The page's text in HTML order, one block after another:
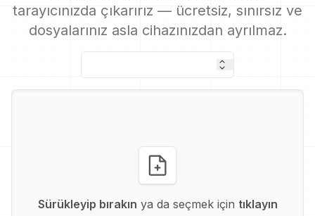
tarayıcınızda çıkarırız — ücretsiz, sınırsız ve
dosyalarınız asla cihazınızdan ayrılmaz.
Sürükleyip bırakın ya da seçmek için tıklayın